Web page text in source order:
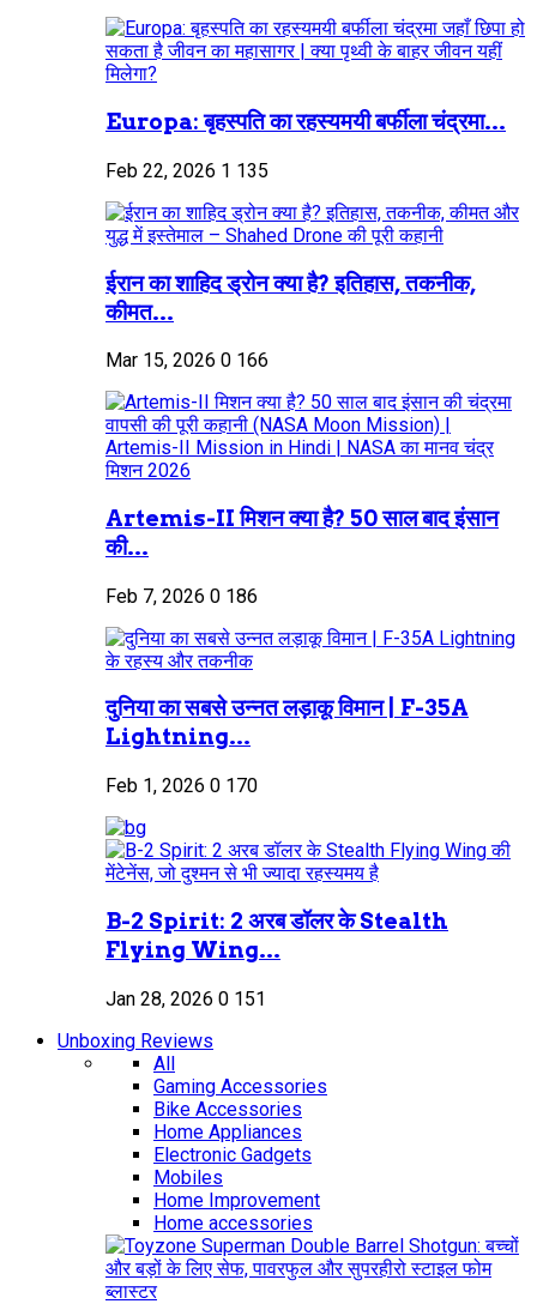
Europa: बृहस्पति का रहस्यमयी बर्फीला चंद्रमा...
Feb 22, 2026 1 135
ईरान का शाहिद ड्रोन क्या है? इतिहास, तकनीक,
कीमत...
Mar 15, 2026 0 166
Artemis-II मिशन क्या है? 50 साल बाद इंसान
की...
Feb 7, 2026 0 186
दुनिया का सबसे उन्नत लड़ाकू विमान | F-35A
Lightning...
Feb 1, 2026 0 170
B-2 Spirit: 2 अरब डॉलर के Stealth
Flying Wing...
Jan 28, 2026 0 151
Unboxing Reviews
All
Gaming Accessories
Bike Accessories
Home Appliances
Electronic Gadgets
Mobiles
Home Improvement
Home accessories